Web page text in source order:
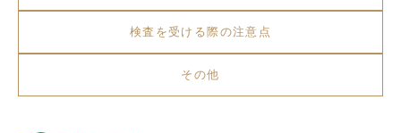
検査を受ける際の注意点
その他